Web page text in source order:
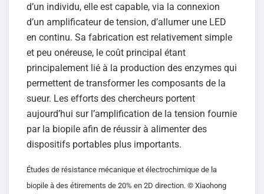
d’un individu, elle est capable, via la connexion
d’un amplificateur de tension, d’allumer une LED
en continu. Sa fabrication est relativement simple
et peu onéreuse, le coût principal étant
principalement lié à la production des enzymes qui
permettent de transformer les composants de la
sueur. Les efforts des chercheurs portent
aujourd’hui sur l’amplification de la tension fournie
par la biopile afin de réussir à alimenter des
dispositifs portables plus importants.
Études de résistance mécanique et électrochimique de la
biopile à des étirements de 20% en 2D direction. © Xiaohong